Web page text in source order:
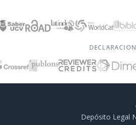
Depósito Legal